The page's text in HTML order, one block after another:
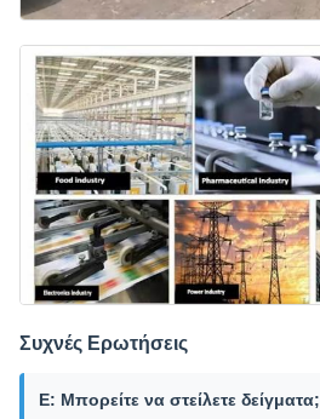
Συχνές Ερωτήσεις
Ε: Μπορείτε να στείλετε δείγματα;